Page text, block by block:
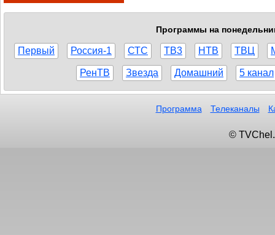
Программы на
Первый Россия-1 СТС ТВ3 НТВ ТВЦ
РенТВ Звезда Домашний 5 канал
Программа Телеканалы
©